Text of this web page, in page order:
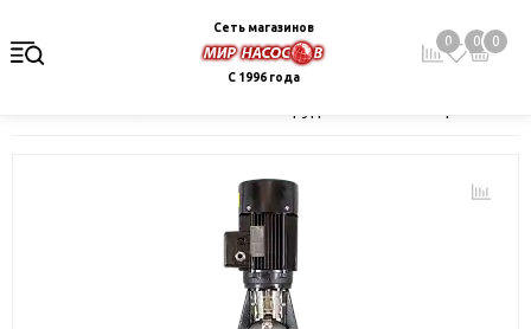
Сеть магазинов
С 1996 года
0 0 0